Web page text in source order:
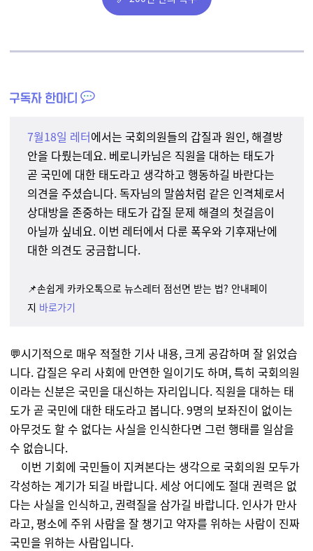
7월18일 레터에서는 국회의원들의 갑질과 원인, 해결방
안을 다뤘는데요. 베로니카님은 직원을 대하는 태도가
곧 국민에 대한 태도라고 생각하고 행동하길 바란다는
의견을 주셨습니다. 독자님의 말씀처럼 같은 인격체로서
상대방을 존중하는 태도가 갑질 문제 해결의 첫걸음이
아닐까 싶네요. 이번 레터에서 다룬 폭우와 기후재난에
대한 의견도 궁금합니다.
📌손쉽게 카카오톡으로 뉴스레터 점선면 받는 법? 안내페이
지 바로가기
💬시기적으로 매우 적절한 기사 내용, 크게 공감하며 잘 읽었습
니다. 갑질은 우리 사회에 만연한 일이기도 하며, 특히 국회의원
이라는 신분은 국민을 대신하는 자리입니다. 직원을 대하는 태
도가 곧 국민에 대한 태도라고 봅니다. 9명의 보좌진이 없이는
아무것도 할 수 없다는 사실을 인식한다면 그런 행태를 일삼을
수 없습니다.
이번 기회에 국민들이 지켜본다는 생각으로 국회의원 모두가
각성하는 계기가 되길 바랍니다. 세상 어디에도 절대 권력은 없
다는 사실을 인식하고, 권력질을 삼가길 바랍니다. 인사가 만사
라고, 평소에 주위 사람을 잘 챙기고 약자를 위하는 사람이 진짜
국민을 위하는 사람입니다.